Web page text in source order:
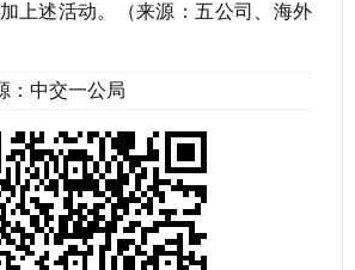
上述活动。（来源：五公司、海外
：中交一公局